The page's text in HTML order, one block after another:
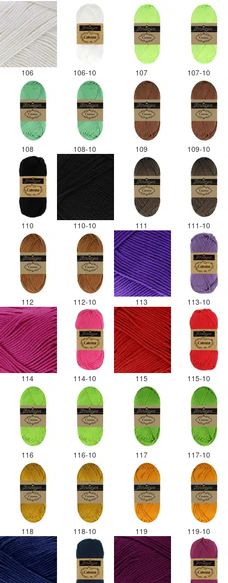
106 106-10 107 107-10
108 108-10 109 109-10
110 110-10 111 111-10
112 112-10 113 113-10
114 114-10 115 115-10
116 116-10 117 117-10
118 118-10 119 119-10